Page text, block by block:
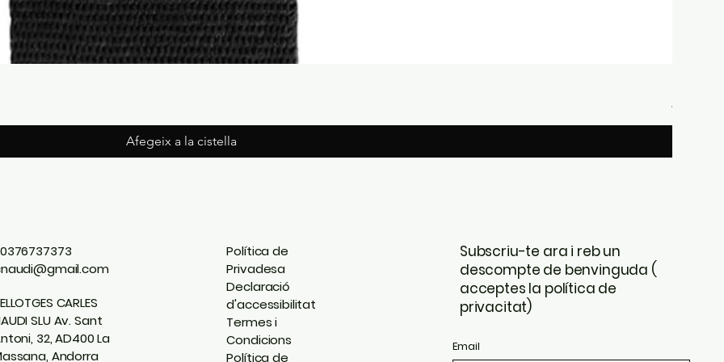
Afegeix a la cistella
Preu
439,00 €
CARLES
SLU Av. Sant
32, AD400 La
Andorra
Política de
Privadesa
Declaració
d'accessibilitat
Termes i
Condicions
Política de
Subscriu-te ara i reb un
descompte de benvinguda (
acceptes la política de
privacitat)
Email